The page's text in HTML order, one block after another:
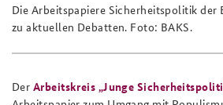
Die Arbeitspapiere Sicherheitspolitik der
zu aktuellen Debatten. Foto: BAKS.
Der Arbeitskreis „Junge